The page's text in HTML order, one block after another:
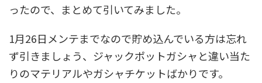
ったので、まとめて引いてみました。
1月26日メンテまでなので貯め込んでいる方は忘れ
ず引きましょう、ジャックポットガシャと違い当た
りのマテリアルやガシャチケットばかりです。